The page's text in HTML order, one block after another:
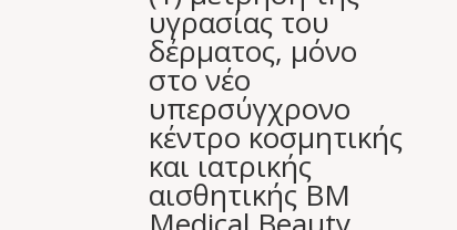
υγρασίας του
δέρματος, μόνο
στο νέο
υπερσύγχρονο
κέντρο κοσμητικής
και ιατρικής
αισθητικής BM